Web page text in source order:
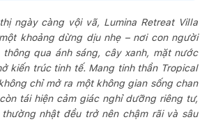
ngày càng vội vã, Lumina Retreat Villa
khoảng dừng dịu nhẹ – nơi con người
qua ánh sáng, cây xanh, mặt nước
kiến trúc tinh tế. Mang tinh thần Tropical
chỉ mở ra một không gian sống chan
tái hiện cảm giác nghỉ dưỡng riêng tư,
nhật đều trở nên chậm rãi và sâu